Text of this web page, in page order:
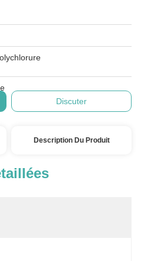
Discuter
Description Du Produit